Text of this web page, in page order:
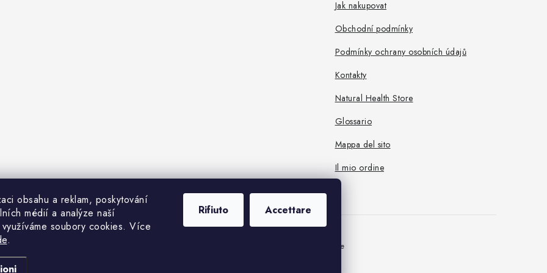
obsahu a reklam, poskytování
médií a analýze naší
využíváme soubory cookies. Více
.
Rifiuto Accettare
Jak nakupovat
Obchodní podmínky
Podmínky ochrany osobních údajů
Kontakty
Natural Health Store
Glossario
Mappa del sito
Il mio ordine
- Vitamíny a kosmetika Praha 1 Modifica delle impostazioni dei cookie